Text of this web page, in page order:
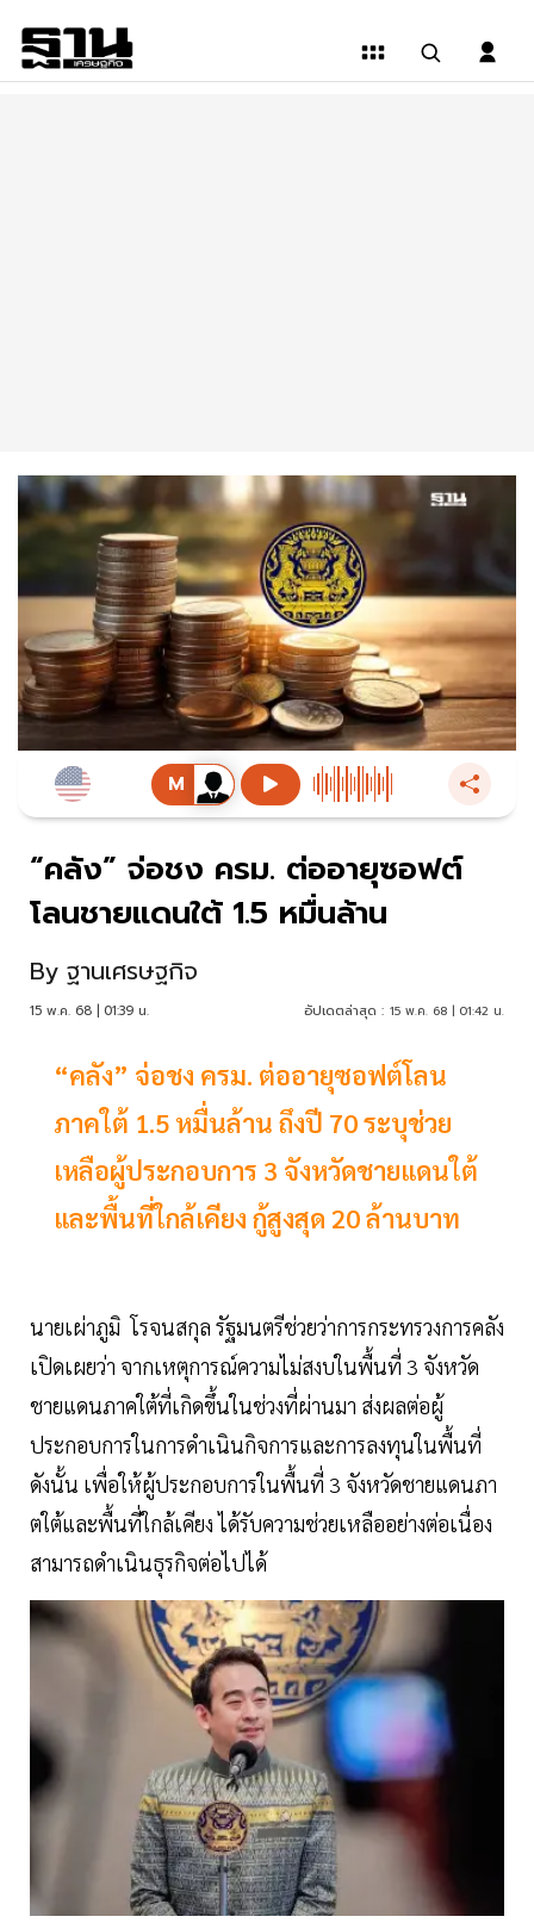
“คลัง” จ่อชง ครม. ต่ออายุซอฟต์
โลนชายแดนใต้ 1.5 หมื่นล้าน
By ฐานเศรษฐกิจ
15 พ.ค. 68 | 01:39 น. อัปเดตล่าสุด : 15 พ.ค. 68 | 01:42 น.
“คลัง” จ่อชง ครม. ต่ออายุซอฟต์โลน
ภาคใต้ 1.5 หมื่นล้าน ถึงปี 70 ระบุช่วย
เหลือผู้ประกอบการ 3 จังหวัดชายแดนใต้
และพื้นที่ใกล้เคียง กู้สูงสุด 20 ล้านบาท
นายเผ่าภูมิ โรจนสกุล รัฐมนตรีช่วยว่าการกระทรวงการคลัง
เปิดเผยว่า จากเหตุการณ์ความไม่สงบในพื้นที่ 3 จังหวัด
ชายแดนภาคใต้ที่เกิดขึ้นในช่วงที่ผ่านมา ส่งผลต่อผู้
ประกอบการในการดำเนินกิจการและการลงทุนในพื้นที่
ดังนั้น เพื่อให้ผู้ประกอบการในพื้นที่ 3 จังหวัดชายแดนภา
ตใต้และพื้นที่ใกล้เคียง ได้รับความช่วยเหลืออย่างต่อเนื่อง
สามารถดำเนินธุรกิจต่อไปได้